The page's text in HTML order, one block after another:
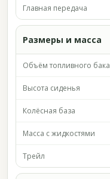
Главная передача
Размеры и масса
Объём топливного бака
Высота сиденья
Колёсная база
Масса с жидкостями
Трейл